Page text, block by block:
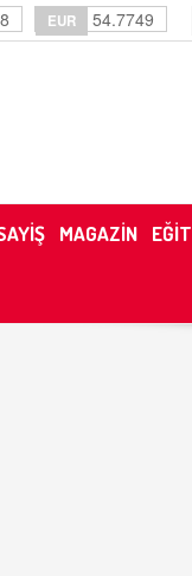
EUR 54.7749
MAGAZİN